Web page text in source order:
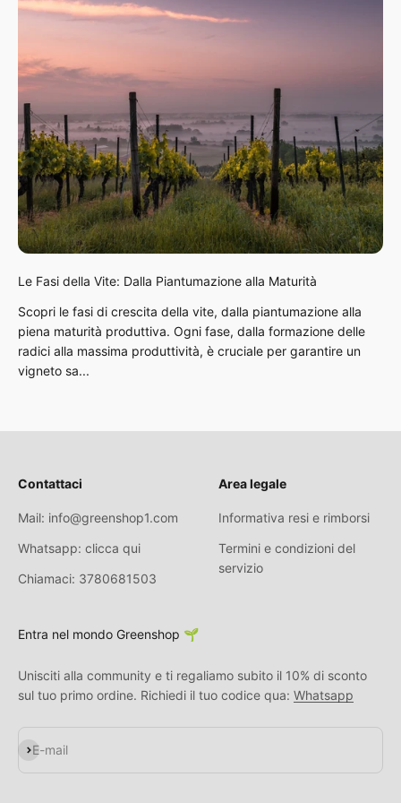
Le Fasi della Vite: Dalla Piantumazione alla Maturità
Scopri le fasi di crescita della vite, dalla piantumazione alla
piena maturità produttiva. Ogni fase, dalla formazione delle
radici alla massima produttività, è cruciale per garantire un
vigneto sa...
Contattaci
Mail: info@greenshop1.com
Whatsapp: clicca qui
Chiamaci: 3780681503
Area legale
Informativa resi e rimborsi
Termini e condizioni del
servizio
Entra nel mondo Greenshop 🌱
Unisciti alla community e ti regaliamo subito il 10% di sconto
sul tuo primo ordine. Richiedi il tuo codice qua: Whatsapp
E-mail
Iscriviti alla newsletter